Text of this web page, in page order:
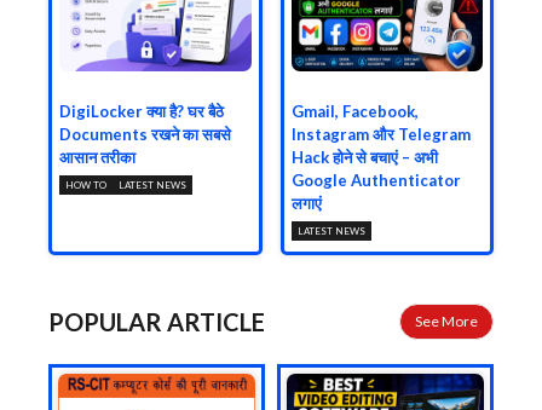
DigiLocker क्या है? घर बैठे
Documents रखने का सबसे
आसान तरीका
HOW TO LATEST NEWS
Gmail, Facebook,
Instagram और Telegram
Hack होने से बचाएं – अभी
Google Authenticator
लगाएं
LATEST NEWS
POPULAR ARTICLE See More